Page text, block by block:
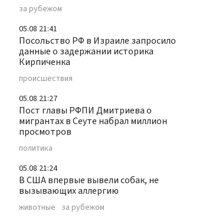
за рубежом
05.08 21:41
Посольство РФ в Израиле запросило
данные о задержании историка
Кирпиченка
происшествия
05.08 21:27
Пост главы РФПИ Дмитриева о
мигрантах в Сеуте набрал миллион
просмотров
политика
05.08 21:24
В США впервые вывели собак, не
вызывающих аллергию
животные за рубежом